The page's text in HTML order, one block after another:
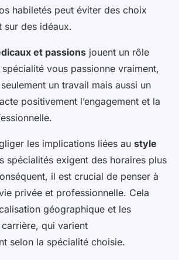
habiletés peut éviter des choix
sur des idéaux.
et passions jouent un rôle
vous passionne vraiment,
un travail mais aussi un
positivement l’engagement et la
les implications liées au style
spécialités exigent des horaires plus
il est crucial de penser à
privée et professionnelle. Cela
géographique et les
qui varient
selon la spécialité choisie.